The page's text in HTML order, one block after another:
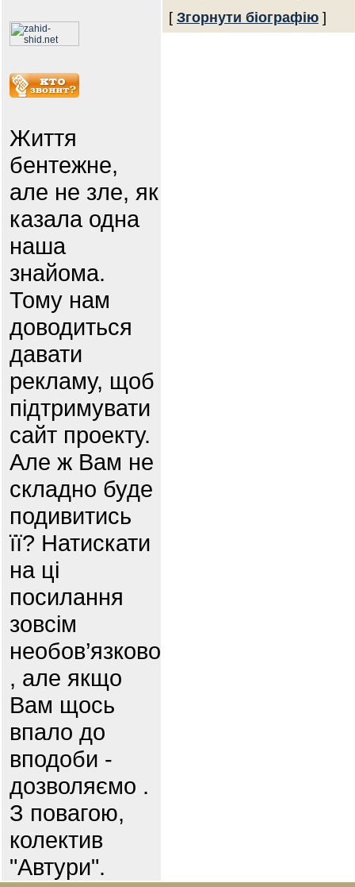
Життя
бентежне,
але не зле, як
казала одна
наша
знайома.
Тому нам
доводиться
давати
рекламу, щоб
підтримувати
сайт проекту.
Але ж Вам не
складно буде
подивитись
її? Натискати
на ці
посилання
зовсім
необов’язково
, але якщо
Вам щось
впало до
вподоби -
дозволяємо .
З повагою,
колектив
"Автури".
[ Згорнути біографію ]